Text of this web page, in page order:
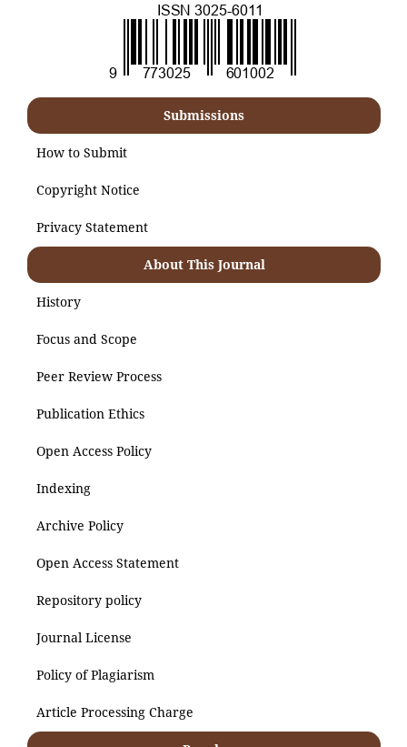
Submissions
How to Submit
Copyright Notice
Privacy Statement
About This Journal
History
Focus and Scope
Peer Review Process
Publication Ethics
Open Access Policy
Indexing
Archive Policy
Open Access Statement
Repository policy
Journal License
Policy of Plagiarism
Article Processing Charge